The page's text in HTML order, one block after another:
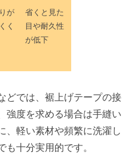
が
く
省くと見た
目や耐久性
が低下
どでは、裾上げテープの接
強度を求める場合は手縫い
、軽い素材や頻繁に洗濯し
十分実用的です。